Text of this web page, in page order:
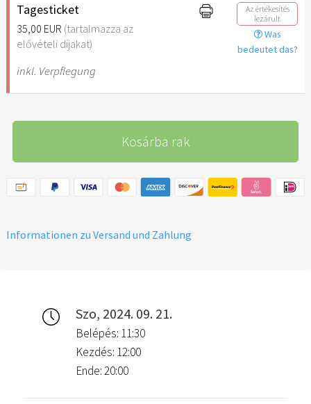
Tagesticket
35,00 EUR (tartalmazza az
elővételi díjakat)
Az értékesítés
lezárult
Was
bedeutet das?
inkl. Verpflegung
Kosárba rak
Informationen zu Versand und Zahlung
Szo, 2024. 09. 21.
Belépés: 11:30
Kezdés: 12:00
Ende: 20:00